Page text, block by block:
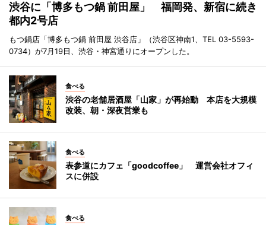
渋谷に「博多もつ鍋 前田屋」 福岡発、新宿に続き
都内2号店
もつ鍋店「博多もつ鍋 前田屋 渋谷店」（渋谷区神南1、TEL 03-5593-
0734）が7月19日、渋谷・神宮通りにオープンした。
食べる
渋谷の老舗居酒屋「山家」が再始動 本店を大規模
改装、朝・深夜営業も
食べる
表参道にカフェ「goodcoffee」 運営会社オフィ
スに併設
食べる